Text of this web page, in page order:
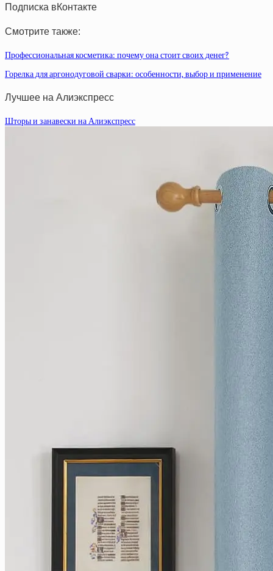
Подписка вКонтакте
Смотрите также:
Профессиональная косметика: почему она стоит своих денег?
Горелка для аргонодуговой сварки: особенности, выбор и применение
Лучшее на Алиэкспресс
Шторы и занавески на Алиэкспресс